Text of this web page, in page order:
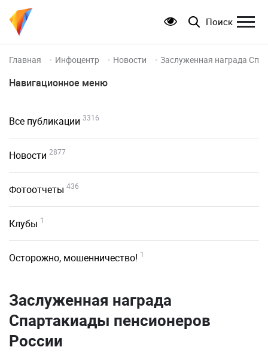
Поиск
Главная Инфоцентр Новости Заслуженная награда
Навигационное меню
Все публикации 3316
Новости 2877
Фотоотчеты 436
Клубы 1
Осторожно, мошенничество! 1
Заслуженная награда
Спартакиады пенсионеров
России